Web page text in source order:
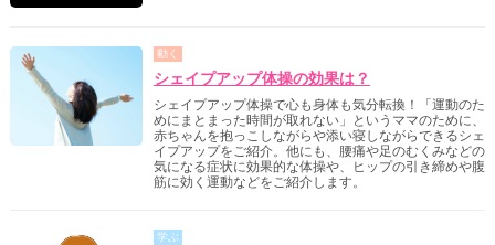
動く
シェイプアップ体操の効果は？
シェイプアップ体操で心も身体も気分転換！「運動のた
めにまとまった時間が取れない」というママのために、
赤ちゃんを抱っこしながらや添い寝しながらできるシェ
イプアップをご紹介。他にも、腰痛や足のむくみなどの
気になる症状に効果的な体操や、ヒップの引き締めや腹
筋に効く運動などをご紹介します。
学ぶ